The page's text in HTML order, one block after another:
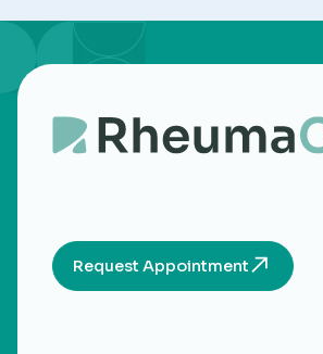
Request Appointment